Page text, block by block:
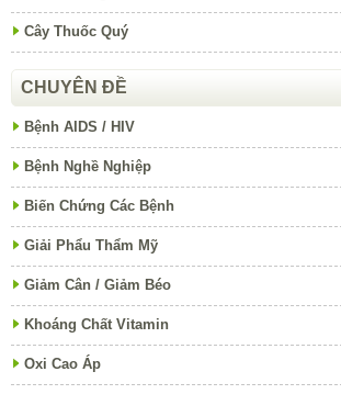
Cây Thuốc Quý
CHUYÊN ĐỀ
Bệnh AIDS / HIV
Bệnh Nghề Nghiệp
Biến Chứng Các Bệnh
Giải Phẩu Thẩm Mỹ
Giảm Cân / Giảm Béo
Khoáng Chất Vitamin
Oxi Cao Áp